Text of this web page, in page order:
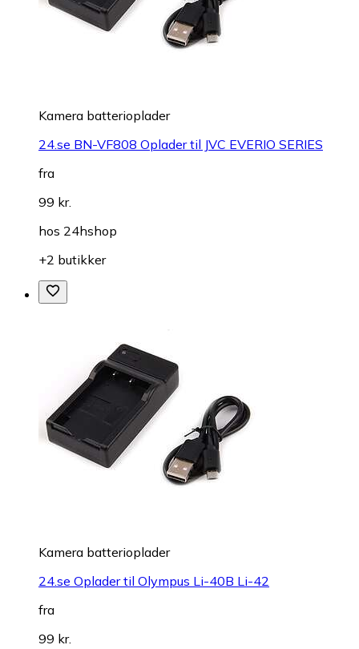
Kamera batterioplader
24.se BN-VF808 Oplader til JVC EVERIO SERIES
fra
99 kr.
hos 24hshop
+2 butikker
Kamera batterioplader
24.se Oplader til Olympus Li-40B Li-42
fra
99 kr.